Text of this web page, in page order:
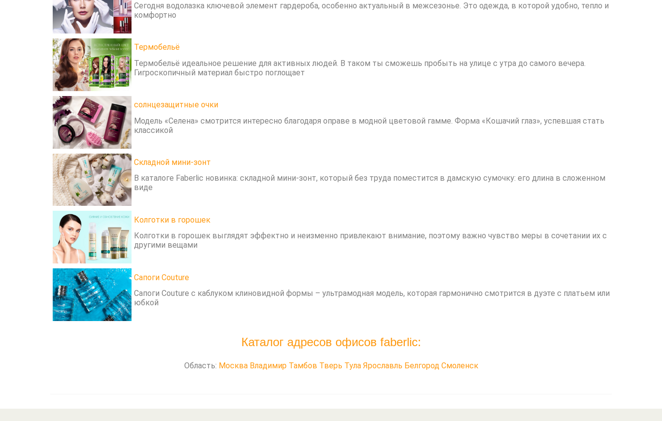
Сегодня водолазка ключевой элемент гардероба, особенно актуальный в межсезонье. Это одежда, в которой удобно, тепло и
комфортно
Термобельё
Термобельё идеальное решение для активных людей. В таком ты сможешь пробыть на улице с утра до самого вечера.
Гигроскопичный материал быстро поглощает
солнцезащитные очки
Модель «Селена» смотрится интересно благодаря оправе в модной цветовой гамме. Форма «Кошачий глаз», успевшая стать
классикой
Складной мини-зонт
В каталоге Faberlic новинка: складной мини-зонт, который без труда поместится в дамскую сумочку: его длина в сложенном
виде
Колготки в горошек
Колготки в горошек выглядят эффектно и неизменно привлекают внимание, поэтому важно чувство меры в сочетании их с
другими вещами
Сапоги Couture
Сапоги Couture с каблуком клиновидной формы – ультрамодная модель, которая гармонично смотрится в дуэте с платьем или
юбкой
Каталог адресов офисов faberlic:
Область: Москва Владимир Тамбов Тверь Тула Ярославль Белгород Смоленск